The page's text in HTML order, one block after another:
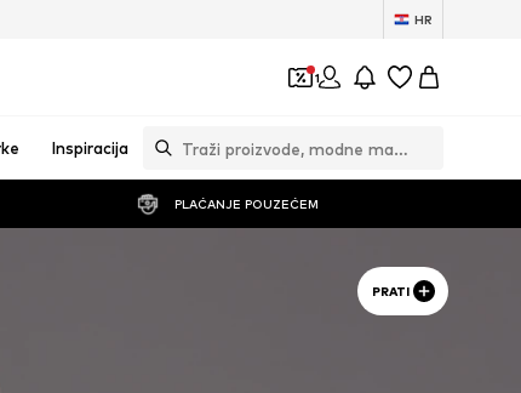
HR
1
Inspiracija
PLAĆANJE POUZEĆEM
PRATI